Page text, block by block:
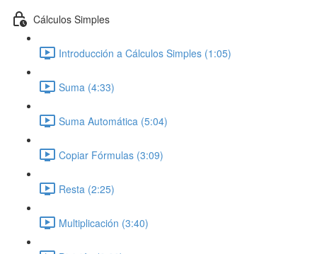
Cálculos Simples
Introducción a Cálculos Simples (1:05)
Suma (4:33)
Suma Automática (5:04)
Copiar Fórmulas (3:09)
Resta (2:25)
Multiplicación (3:40)